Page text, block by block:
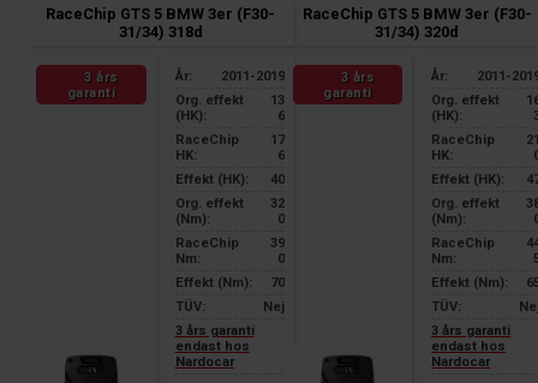
RaceChip GTS 5 BMW 3er (F30-
31/34) 318d
3 års
garanti
År:
2011-2019
Org. effekt
(HK):
13
6
RaceChip
HK:
17
6
Effekt (HK):
40
Org. effekt
(Nm):
32
0
RaceChip
Nm:
39
0
Effekt (Nm):
70
TÜV:
Nej
3 års garanti
endast hos
Nardocar
RaceChip GTS 5 BMW 3er (F30-
31/34) 320d
3 års
garanti
År:
2011-
Org. effekt
(HK):
RaceChip
HK:
Effekt (HK):
Org. effekt
(Nm):
RaceChip
Nm:
Effekt (Nm):
TÜV:
3 års garanti
endast hos
Nardocar